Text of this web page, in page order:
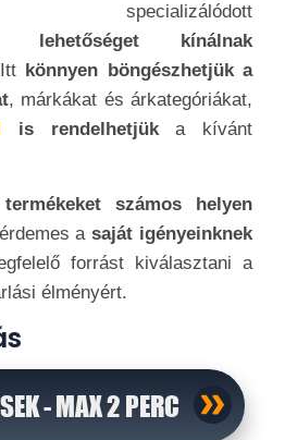
specializálódott
lehetőséget kínálnak
könnyen böngészhetjük a
, márkákat és árkategóriákat,
is rendelhetjüka kívánt
számos helyen
asaját igényeinknek
forrást kiválasztani a
élményért.
- MAX 2 PERC